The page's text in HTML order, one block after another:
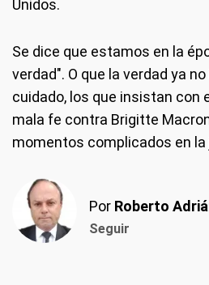
Unidos.
Se dice que estamos en la
verdad". O que la verdad ya
cuidado, los que insistan con
mala fe contra Brigitte
momentos complicados en
Por Roberto
Seguir